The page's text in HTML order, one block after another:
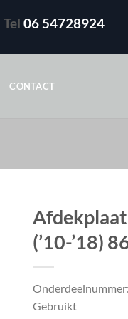
Tel 06 54728924
CONTACT
(’10-’18)
Gebruikt